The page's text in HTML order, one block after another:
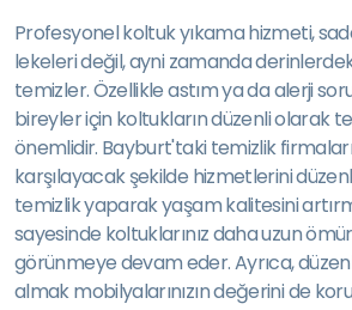
Profesyonel koltuk yıkama hizmeti,
lekeleri değil, ayni zamanda
temizler. Özellikle astım ya da alerji
bireyler için koltukların düzenli olarak
önemlidir. Bayburt'taki temizlik
karşılayacak şekilde hizmetlerini
temizlik yaparak yaşam kalitesini
sayesinde koltuklarınız daha uzun
görünmeye devam eder. Ayrıca,
almak mobilyalarınızın değerini de